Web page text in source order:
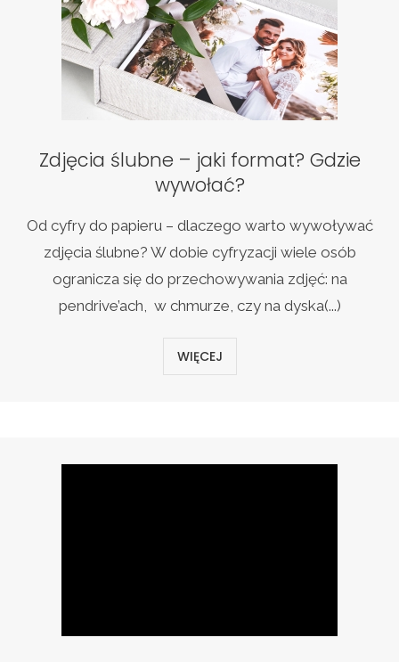
Zdjęcia ślubne – jaki format? Gdzie
wywołać?
Od cyfry do papieru – dlaczego warto wywoływać
zdjęcia ślubne? W dobie cyfryzacji wiele osób
ogranicza się do przechowywania zdjęć: na
pendrive’ach, w chmurze, czy na dyska(...)
WIĘCEJ